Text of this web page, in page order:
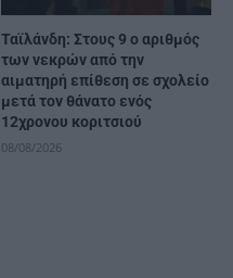
Ταϊλάνδη: Στους 9 ο αριθμός
των νεκρών από την
αιματηρή επίθεση σε σχολείο
μετά τον θάνατο ενός
12χρονου κοριτσιού
08/08/2026